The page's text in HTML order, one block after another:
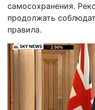
самосохранения.
продолжать
правила.